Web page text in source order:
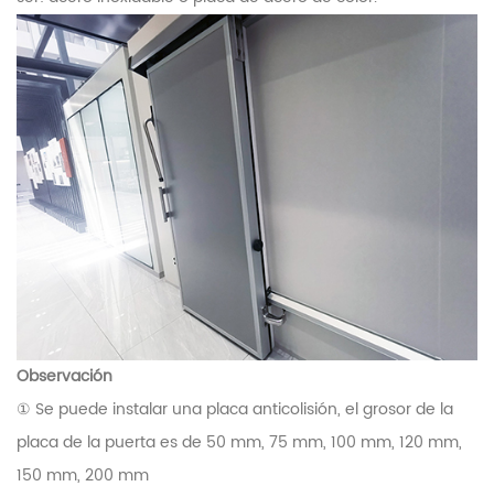
Observación
① Se puede instalar una placa anticolisión, el grosor de la
placa de la puerta es de 50 mm, 75 mm, 100 mm, 120 mm,
150 mm, 200 mm